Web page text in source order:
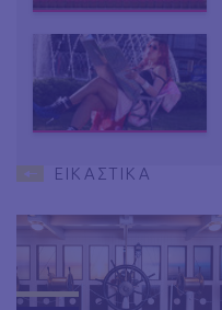
ΕΙΚΑΣΤΙΚΑ